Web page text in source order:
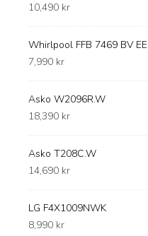
10,490 kr
Whirlpool FFB 7469 BV EE
7,990 kr
Asko W2096R.W
18,390 kr
Asko T208C.W
14,690 kr
LG F4X1009NWK
8,990 kr